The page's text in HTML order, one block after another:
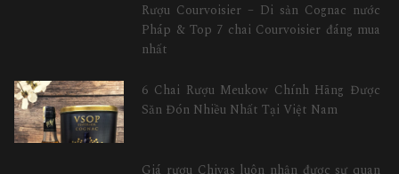
Rượu Courvoisier – Di sản Cognac nước
Pháp & Top 7 chai Courvoisier đáng mua
nhất
6 Chai Rượu Meukow Chính Hãng Được
Săn Đón Nhiều Nhất Tại Việt Nam